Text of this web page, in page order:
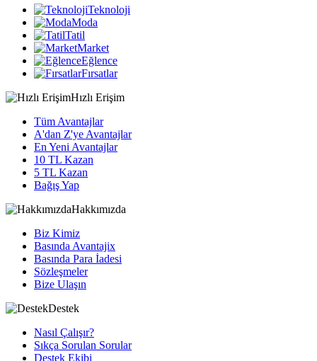
Teknoloji
Moda
Tatil
Market
Eğlence
Fırsatlar
Hızlı Erişim
Tüm Avantajlar
A'dan Z'ye Avantajlar
En Yeni Avantajlar
10 TL Kazan
5 TL Kazan
Bağış Yap
Hakkımızda
Biz Kimiz
Basında Avantajix
Basında Para İadesi
Sözleşmeler
Bize Ulaşın
Destek
Nasıl Çalışır?
Sıkça Sorulan Sorular
Destek Ekibi